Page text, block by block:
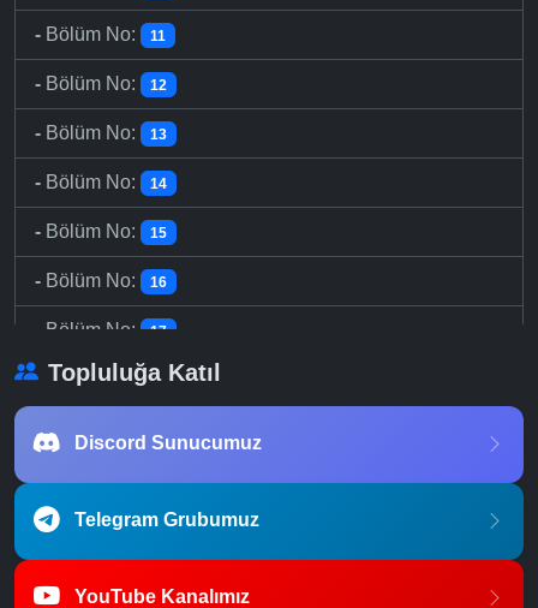
- Bölüm No: 11
- Bölüm No: 12
- Bölüm No: 13
- Bölüm No: 14
- Bölüm No: 15
- Bölüm No: 16
Bölüm No: 17
- Bölüm No: 18
- Bölüm No:
-Bölüm No: 21
Topluluğa Katıl
Discord Sunucumuz
Telegram Grubumuz
YouTube Kanalımız